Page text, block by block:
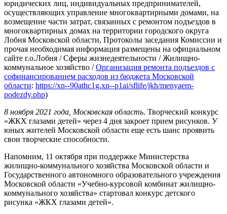
юридических лиц, индивидуальных предпринимателей,
осуществляющих управление многоквартирными домами, на
возмещение части затрат, связанных с ремонтом подъездов в
многоквартирных домах на территории городского округа
Лобня Московской области, Протоколы заседания Комиссии и
прочая необходимая информация размещены на официальном
сайте г.о.Лобня / Сферы жизнедеятельности / Жилищно-
коммунальное хозяйство /Организация ремонта подъездов с
софинансированием расходов из бюджета Московской
области: https://xn--90athc1g.xn--p1ai/sflife/jkh/menyaem-
podezdy.php)
8 ноября 2021 года, Московская область. Творческий конкурс
«ЖКХ глазами детей» через 4 дня закроет прием рисунков. У
юных жителей Московской области еще есть шанс проявить
свои творческие способности.
Напомним, 11 октября при поддержке Министерства
жилищно-коммунального хозяйства Московской области и
Государственного автономного образовательного учреждения
Московской области «Учебно-курсовой комбинат жилищно-
коммунального хозяйства» стартовал конкурс детского
рисунка «ЖКХ глазами детей».